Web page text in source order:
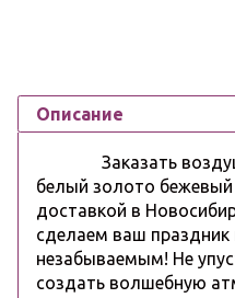
Описание
Заказать
белый золото
доставкой в
сделаем ваш
незабываемым! Не
создать волшебную